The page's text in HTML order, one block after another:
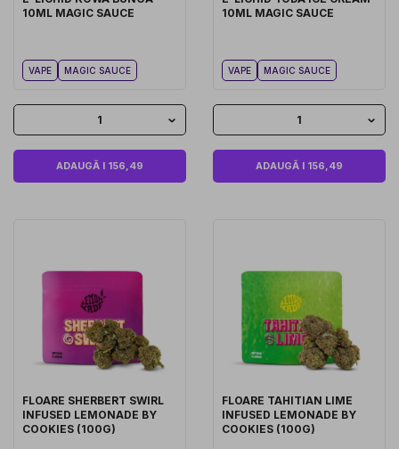
10ML MAGIC SAUCE
VAPE MAGIC SAUCE
1
ADAUGĂ I 156,49
10ML MAGIC SAUCE
VAPE MAGIC SAUCE
1
ADAUGĂ I 156,49
FLOARE SHERBERT SWIRL
INFUSED LEMONADE BY
COOKIES (100G)
FLOARE TAHITIAN LIME
INFUSED LEMONADE BY
COOKIES (100G)